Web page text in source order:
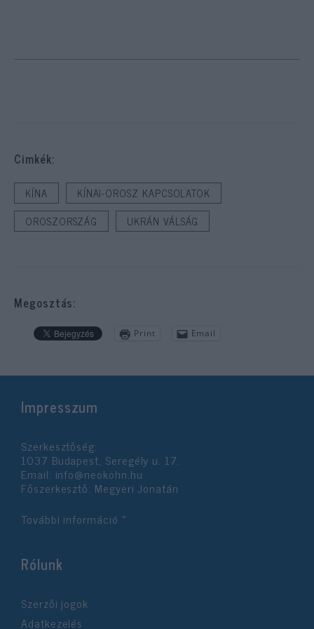
Cimkék:
KÍNA
KÍNAI-OROSZ KAPCSOLATOK
OROSZORSZÁG
UKRÁN VÁLSÁG
Megosztás:
Print Email
Impresszum
Szerkesztőség:
1037 Budapest, Seregély u. 17.
Email: info@neokohn.hu
Főszerkesztő: Megyeri Jonatán
További információ »
Rólunk
Szerzői jogok
Adatkezelés